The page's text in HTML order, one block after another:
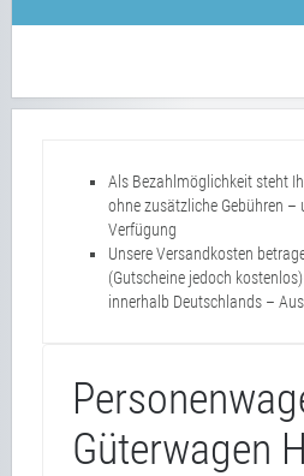
Als Bezahlmöglichkeit steht
ohne zusätzliche Gebühren –
Verfügung
Unsere Versandkosten
(Gutscheine jedoch
innerhalb Deutschlands –
Güterwagen